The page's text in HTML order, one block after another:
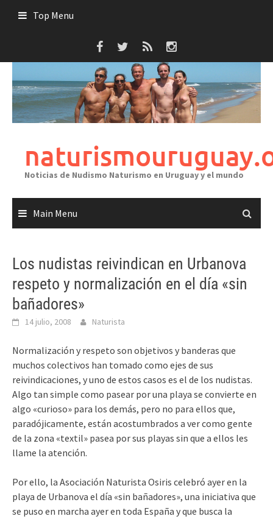
Top Menu
Noticias de Nudismo Naturismo en Uruguay y el mundo
Main Menu
Los nudistas reivindican en Urbanova
respeto y normalización en el día «sin
bañadores»
14 julio, 2008 Naturista
Normalización y respeto son objetivos y banderas que
muchos colectivos han tomado como ejes de sus
reivindicaciones, y uno de estos casos es el de los nudistas.
Algo tan simple como pasear por una playa se convierte en
algo «curioso» para los demás, pero no para ellos que,
paradójicamente, están acostumbrados a ver como gente
de la zona «textil» pasea por sus playas sin que a ellos les
llame la atención.
Por ello, la Asociación Naturista Osiris celebró ayer en la
playa de Urbanova el día «sin bañadores», una iniciativa que
se puso en marcha ayer en toda España y que busca la